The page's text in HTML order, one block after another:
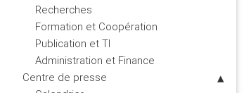
Recherches
Formation et Coopération
Publication et TI
Administration et Finance
Centre de presse